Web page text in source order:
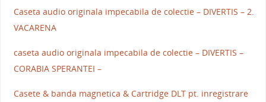
Caseta audio originala impecabila de colectie – DIVERTIS – 2.
VACARENA
caseta audio originala impecabila de colectie – DIVERTIS –
CORABIA SPERANTEI –
Casete & banda magnetica & Cartridge DLT pt. inregistrare